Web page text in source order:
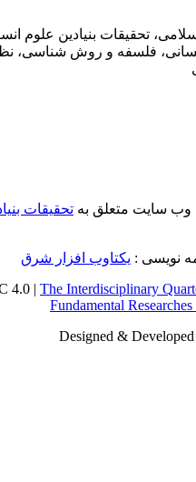
بنیادین علوم انسانی
و روش شناسی، نظریات
بهتحقیقات بنیادین علوم
افزار شرق
The
Designed